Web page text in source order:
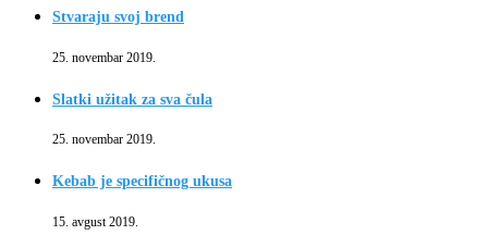
Stvaraju svoj brend
25. novembar 2019.
Slatki užitak za sva čula
25. novembar 2019.
Kebab je specifičnog ukusa
15. avgust 2019.